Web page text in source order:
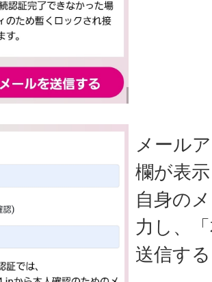
メール
欄が表
自身の
力し、
送信す